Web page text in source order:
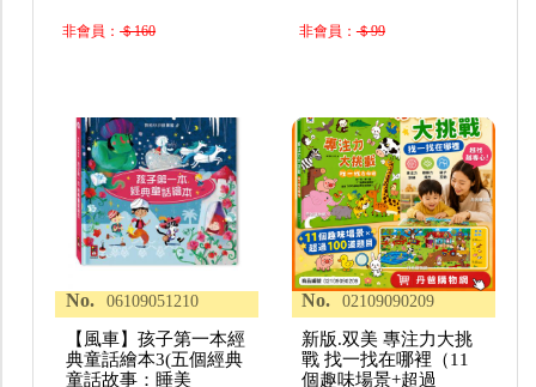
非會員：＄160 非會員：＄99
No. 06109051210
【風車】孩子第一本經
典童話繪本3(五個經典
童話故事：睡美
No. 02109090209
新版.双美 專注力大挑
戰 找一找在哪裡（11
個趣味場景+超過